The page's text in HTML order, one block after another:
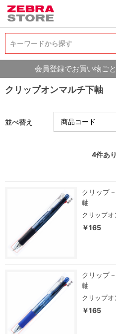
キーワードから探す
キーワードから探す
会員登録でお買い物ご
クリップオンマルチ下軸
並べ替え
4件あ
クリッ
軸
クリップオ
￥165
クリッ
軸
クリップオ
￥165